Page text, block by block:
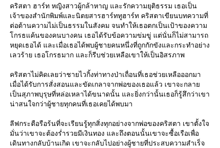
คริสตา ฮาร์ท หญิงสาวผู้กล้าหาญ และรักความยุติธรรม เธอเป็น
เจ้าของสำนักพิมพ์และนิตยสารฮาร์ททูฮาร์ท คริสตาเขียนบทความที่
ต่อต้านความไม่เป็นธรรมในสังคม จนทำให้เธอตกเป็นเป้าของความ
กรธแค้นของคนบางคน เธอได้รับข้อความข่มขู่ แต่นั่นก็ไม่สามารถ
หยุดเธอได้ และเมื่อเธอได้พบผู้ชายคนหนึ่งที่ถูกกักขังและกระทำอย่าง
เลวร้าย เธอโกรธมาก และก็รีบช่วยเหลือเขาให้เป็นอิสรภาพ
คริสตาไม่คิดเลยว่าชายไวกิ้งท่าทางป่าเถื่อนที่เธอช่วยเหลือออกมา
เมื่อได้รับการสั่งสอนและขัดเกลาจากพ่อของเธอแล้ว เขาจะกลา
เป็นสุภาพบุรุษที่หล่อเหลาได้ขนาดนั้น และยิ่งกว่านั้นเธอก็รู้สึกว่าเขา
น่าสนใจกว่าผู้ชายทุกคนที่เธอเคยได้พบมา
ลีฟกระตือรือร้นที่จะเรียนรู้ทุกสิ่งทุกอย่างจากพ่อของคริสตา เขาตั้งใจ
มั่นว่าเขาจะต้องร่ำรวยมีเงินทอง และถึงตอนนั้นเขาจะซื้อเรือเพื่อ
เดินทางกลับบ้านเกิด เขาจะกลับไปอย่างผู้ชายที่ประสบความสำเร็จ